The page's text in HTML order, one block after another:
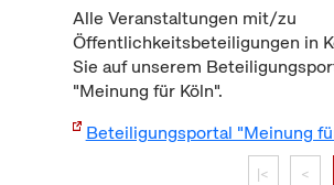
Alle Veranstaltungen mit/zu
Öffentlichkeitsbeteiligungen in
Sie auf unserem
"Meinung für Köln".
Beteiligungsportal "Meinung
|< <